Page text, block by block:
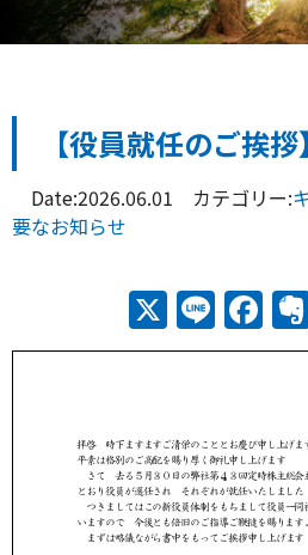
【役員就任のご挨拶】
Date:2026.06.01 カテゴリー:
要なお知らせ
X Line